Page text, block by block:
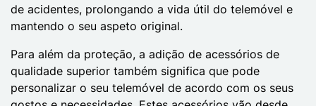
de acidentes, prolongando a vida útil do telemóvel e
mantendo o seu aspeto original.
Para além da proteção, a adição de acessórios de
qualidade superior também significa que pode
personalizar o seu telemóvel de acordo com os seus